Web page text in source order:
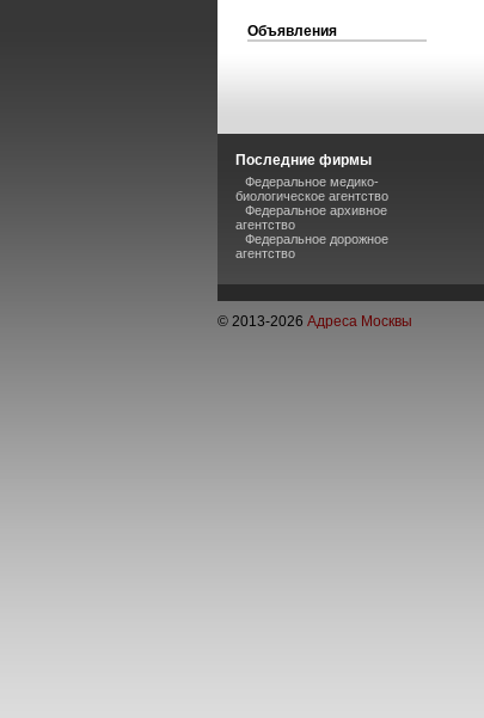
Объявления
Последние фирмы
Федеральное медико-
биологическое агентство
Федеральное архивное
агентство
Федеральное дорожное
агентство
© 2013-2026 Адреса Москвы